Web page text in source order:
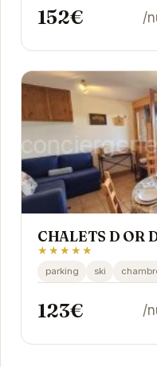
152€ /
CHALETS D OR
★★★★★
parking ski
123€ /